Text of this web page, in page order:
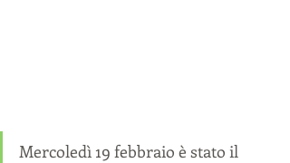
Mercoledì 19 febbraio è stato il